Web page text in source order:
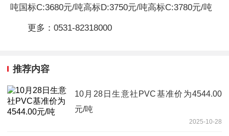
吨国标C:3680元/吨高标D:3750元/吨高标C:3780元/吨
更多：0531-82318000
推荐内容
10月28日生意社PVC基准价为4544.00
元/吨
2025-10-28